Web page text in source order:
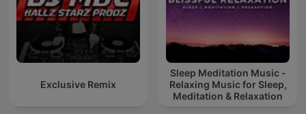
Exclusive Remix
Sleep Meditation Music -
Relaxing Music for Sleep,
Meditation & Relaxation